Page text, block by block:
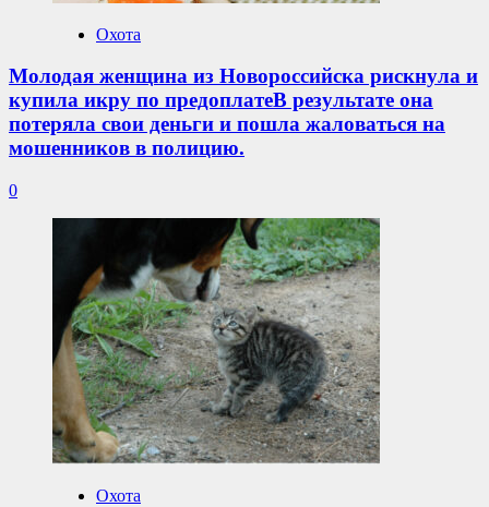
Охота
Молодая женщина из Новороссийска рискнула и
купила икру по предоплатеВ результате она
потеряла свои деньги и пошла жаловаться на
мошенников в полицию.
0
Охота